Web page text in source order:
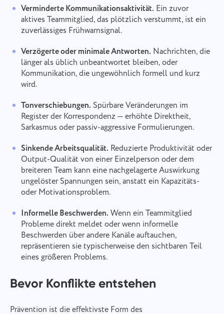
Verminderte Kommunikationsaktivität. Ein zuvor
aktives Teammitglied, das plötzlich verstummt, ist ein
zuverlässiges Frühwarnsignal.
Verzögerte oder minimale Antworten. Nachrichten, die
länger als üblich unbeantwortet bleiben, oder
Kommunikation, die ungewöhnlich formell und kurz
wird.
Tonverschiebungen. Spürbare Veränderungen im
Register der Korrespondenz — erhöhte Direktheit,
Sarkasmus oder passiv-aggressive Formulierungen.
Sinkende Arbeitsqualität. Reduzierte Produktivität oder
Output-Qualität von einer Einzelperson oder dem
breiteren Team kann eine nachgelagerte Auswirkung
ungelöster Spannungen sein, anstatt ein Kapazitäts-
oder Motivationsproblem.
Informelle Beschwerden. Wenn ein Teammitglied
Probleme direkt meldet oder wenn informelle
Beschwerden über andere Kanäle auftauchen,
repräsentieren sie typischerweise den sichtbaren Teil
eines größeren Problems.
Bevor Konflikte entstehen
Prävention ist die effektivste Form des